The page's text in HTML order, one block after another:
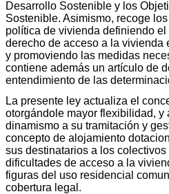
Desarrollo Sostenible y los
Sostenible. Asimismo, recoge
política de vivienda definiendo
derecho de acceso a la vivienda
y promoviendo las medidas
contiene además un artículo de
entendimiento de las
La presente ley actualiza el
otorgándole mayor flexibilidad, y
dinamismo a su tramitación y
concepto de alojamiento
sus destinatarios a los
dificultades de acceso a la
figuras del uso residencial
cobertura legal.